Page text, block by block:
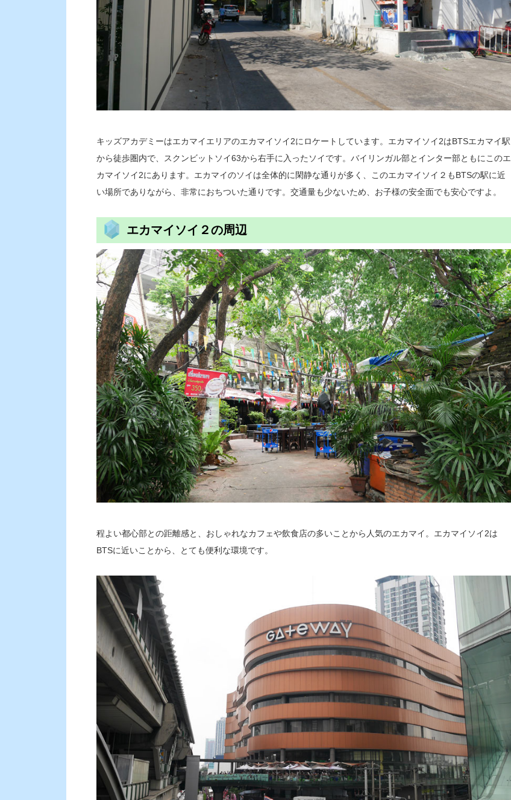
キッズアカデミーはエカマイエリアのエカマイソイ2にロケートしています。エカマイソイ2はBTSエカマイ駅
から徒歩圏内で、スクンビットソイ63から右手に入ったソイです。バイリンガル部とインター部ともにこのエ
カマイソイ2にあります。エカマイのソイは全体的に閑静な通りが多く、このエカマイソイ２もBTSの駅に近
い場所でありながら、非常におちついた通りです。交通量も少ないため、お子様の安全面でも安心ですよ。
エカマイソイ２の周辺
程よい都心部との距離感と、おしゃれなカフェや飲食店の多いことから人気のエカマイ。エカマイソイ2は
BTSに近いことから、とても便利な環境です。